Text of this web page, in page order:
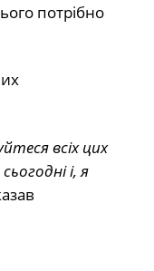
потрібно
всіх цих
і, я